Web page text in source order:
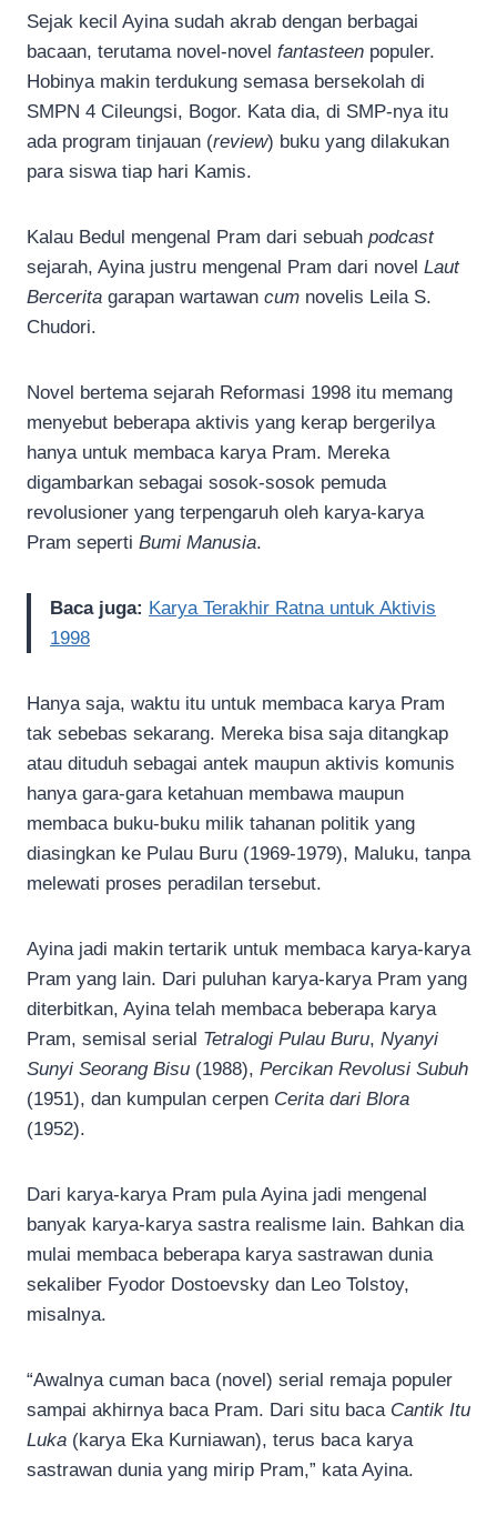
Sejak kecil Ayina sudah akrab dengan berbagai
bacaan, terutama novel-novel fantasteen populer.
Hobinya makin terdukung semasa bersekolah di
SMPN 4 Cileungsi, Bogor. Kata dia, di SMP-nya itu
ada program tinjauan (review) buku yang dilakukan
para siswa tiap hari Kamis.
Kalau Bedul mengenal Pram dari sebuah podcast
sejarah, Ayina justru mengenal Pram dari novel Laut
Bercerita garapan wartawan cum novelis Leila S.
Chudori.
Novel bertema sejarah Reformasi 1998 itu memang
menyebut beberapa aktivis yang kerap bergerilya
hanya untuk membaca karya Pram. Mereka
digambarkan sebagai sosok-sosok pemuda
revolusioner yang terpengaruh oleh karya-karya
Pram seperti Bumi Manusia.
Baca juga: Karya Terakhir Ratna untuk Aktivis
1998
Hanya saja, waktu itu untuk membaca karya Pram
tak sebebas sekarang. Mereka bisa saja ditangkap
atau dituduh sebagai antek maupun aktivis komunis
hanya gara-gara ketahuan membawa maupun
membaca buku-buku milik tahanan politik yang
diasingkan ke Pulau Buru (1969-1979), Maluku, tanpa
melewati proses peradilan tersebut.
Ayina jadi makin tertarik untuk membaca karya-karya
Pram yang lain. Dari puluhan karya-karya Pram yang
diterbitkan, Ayina telah membaca beberapa karya
Pram, semisal serial Tetralogi Pulau Buru, Nyanyi
Sunyi Seorang Bisu (1988), Percikan Revolusi Subuh
(1951), dan kumpulan cerpen Cerita dari Blora
(1952).
Dari karya-karya Pram pula Ayina jadi mengenal
banyak karya-karya sastra realisme lain. Bahkan dia
mulai membaca beberapa karya sastrawan dunia
sekaliber Fyodor Dostoevsky dan Leo Tolstoy,
misalnya.
“Awalnya cuman baca (novel) serial remaja populer
sampai akhirnya baca Pram. Dari situ baca Cantik Itu
Luka (karya Eka Kurniawan), terus baca karya
sastrawan dunia yang mirip Pram,” kata Ayina.